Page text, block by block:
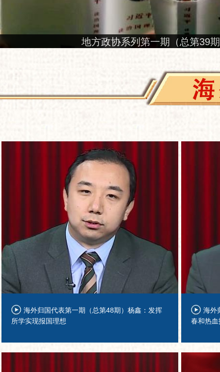
地方政协系列第一期（总第39
海外归国代表第一期（总第48期）杨鑫：发挥
所学实现报国理想
海外
春和热